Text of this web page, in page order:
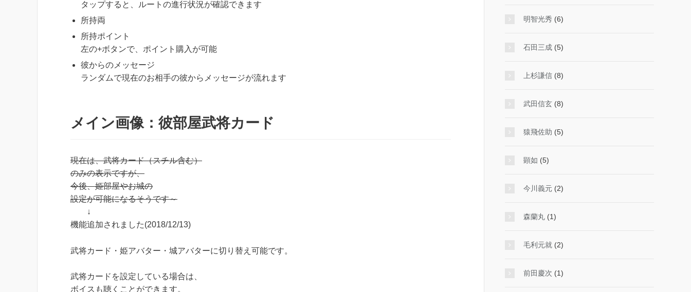
タップすると、ルートの進行状況が確認できます
所持両
所持ポイント
左の+ボタンで、ポイント購入が可能
彼からのメッセージ
ランダムで現在のお相手の彼からメッセージが流れます
メイン画像：彼部屋武将カード
現在は、武将カード（スチル含む）
のみの表示ですが、
今後、姫部屋やお城の
設定が可能になるそうです～
↓
機能追加されました(2018/12/13)
武将カード・姫アバター・城アバターに切り替え可能です。
武将カードを設定している場合は、
ボイスも聴くことができます。
明智光秀 (6)
石田三成 (5)
上杉謙信 (8)
武田信玄 (8)
猿飛佐助 (5)
顕如 (5)
今川義元 (2)
森蘭丸 (1)
毛利元就 (2)
前田慶次 (1)